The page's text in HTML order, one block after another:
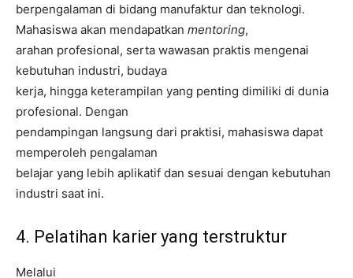
berpengalaman di bidang manufaktur dan teknologi.
Mahasiswa akan mendapatkan mentoring,
arahan profesional, serta wawasan praktis mengenai
kebutuhan industri, budaya
kerja, hingga keterampilan yang penting dimiliki di dunia
profesional. Dengan
pendampingan langsung dari praktisi, mahasiswa dapat
memperoleh pengalaman
belajar yang lebih aplikatif dan sesuai dengan kebutuhan
industri saat ini.
4. Pelatihan karier yang terstruktur
Melalui